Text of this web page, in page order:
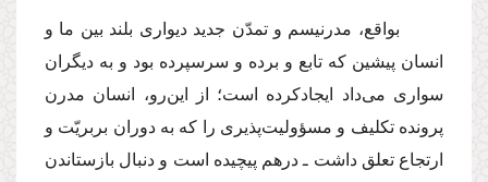
بواقع، مدرنیسم و تمدّن جدید دیوارى بلند بین ما و
انسان پیشین كه تابع و برده و سرسپرده بود و به دیگران
سوارى مى‌داد ایجادكرده است؛ از این‌رو، انسان مدرن
پرونده تكلیف و مسؤولیت‌پذیرى را كه به دوران بربریّت و
ارتجاع تعلق داشت ـ درهم پیچیده است و دنبال بازستاندن